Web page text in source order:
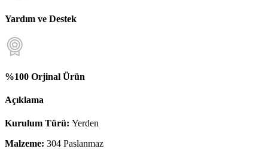
Yardım ve Destek
%100 Orjinal Ürün
Açıklama
Kurulum Türü: Yerden
Malzeme: 304 Paslanmaz